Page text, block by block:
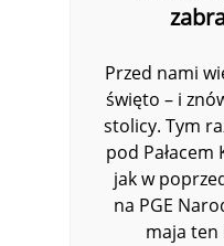
Przed nami
święto – i
stolicy. Tym
pod
jak w
na PGE
maja ten